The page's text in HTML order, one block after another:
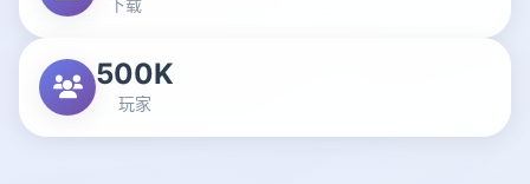
下载
500K
玩家